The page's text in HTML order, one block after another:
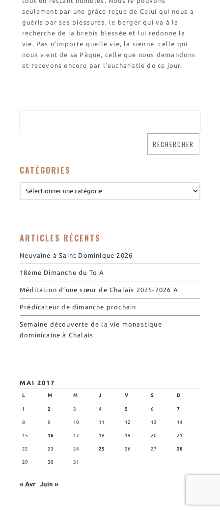
seulement par une grâce reçue de Celui qui nous a
guéris par ses blessures, le berger qui va à la
recherche de la brebis blessée et lui redonne la
vie. Pas n’importe quelle vie, la sienne, celle qui
nous vient de sa Pâque, celle que nous demandons
et recevons encore par l’eucharistie de ce jour.
CATÉGORIES
ARTICLES RÉCENTS
Neuvaine à Saint Dominique 2026
18ème Dimanche du To A
Méditation d’une sœur de Chalais 2025-2026 A
Prédicateur de dimanche prochain
Semaine découverte de la vie monastique
dominicaine à Chalais
MAI 2017
L M M J V S D
1 2 3 4 5 6 7
8 9 10 11 12 13 14
15 16 17 18 19 20 21
22 23 24 25 26 27 28
29 30 31
« Avr Juin »